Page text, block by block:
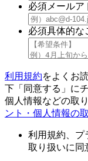
必須 メールア
必須具体的な
利用規約をよくお
下「同意する」に
個人情報などの取
ント・個人情報の
利用規約、プ
取り扱いに同